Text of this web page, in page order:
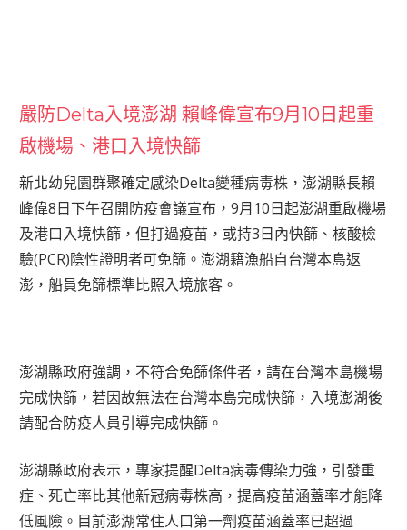
嚴防Delta入境澎湖 賴峰偉宣布9月10日起重
啟機場、港口入境快篩
新北幼兒園群聚確定感染Delta變種病毒株，澎湖縣長賴
峰偉8日下午召開防疫會議宣布，9月10日起澎湖重啟機場
及港口入境快篩，但打過疫苗，或持3日內快篩、核酸檢
驗(PCR)陰性證明者可免篩。澎湖籍漁船自台灣本島返
澎，船員免篩標準比照入境旅客。
澎湖縣政府強調，不符合免篩條件者，請在台灣本島機場
完成快篩，若因故無法在台灣本島完成快篩，入境澎湖後
請配合防疫人員引導完成快篩。
澎湖縣政府表示，專家提醒Delta病毒傳染力強，引發重
症、死亡率比其他新冠病毒株高，提高疫苗涵蓋率才能降
低風險。目前澎湖常住人口第一劑疫苗涵蓋率已超過